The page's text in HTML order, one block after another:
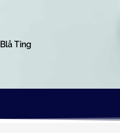
Blå Ting